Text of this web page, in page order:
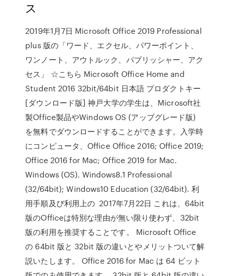
ス
2019年1月7日 Microsoft Office 2019 Professional
plus 版の「ワード、エクセル、パワーポイント、
ワンノート、アウトルック、パブリッシャー、アク
セス」 ☆こちら Microsoft Office Home and
Student 2016 32bit/64bit 日本語 プロダクトキー
[ダウンロード版] 神戸大学の学生は、Microsoft社
製Office製品やWindows OS (アップグレード版)
を無料でダウンロードすることができます。入学時
にコンピュータ、Office Office 2016; Office 2019;
Office 2016 for Mac; Office 2019 for Mac.
Windows (OS). Windows8.1 Professional
(32/64bit); Windows10 Education (32/64bit). 利
用手順及び利用上の 2017年7月22日 これは、64bit
版のOfficeは特別な理由が無い限り使わず、32bit
版の利用を推奨することです。 Microsoft Office
の 64bit 版と 32bit 版の違いとやメリットついて解
説いたします。 Office 2016 for Mac は 64 ビット